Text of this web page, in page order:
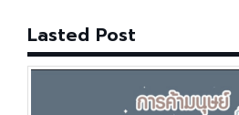
Lasted Post